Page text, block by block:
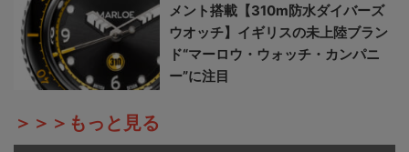
メント搭載【310m防水ダイバーズ
ウオッチ】イギリスの未上陸ブラン
ド“マーロウ・ウォッチ・カンパニ
ー”に注目
＞＞＞もっと見る